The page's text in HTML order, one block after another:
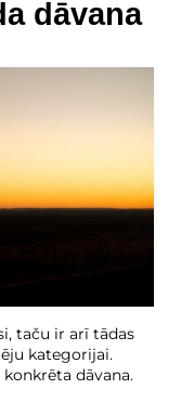
dāvana
taču ir arī tādas
kategorijai.
dāvana.